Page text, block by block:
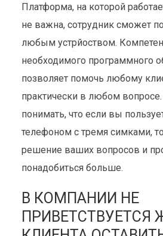
Платформа, на которой
не важна, сотрудник сможет
любым устрйоством.
необходимого программного
позволяет помочь любому
практически в любом вопросе.
понимать, что если вы
телефоном с тремя симками,
решение ваших вопросов и
понадобиться больше.
В КОМПАНИИ НЕ
ПРИВЕТСТВУЕТСЯ